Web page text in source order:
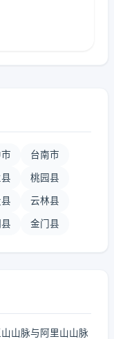
台南市
桃园县
云林县
金门县
山脉与阿里山山脉